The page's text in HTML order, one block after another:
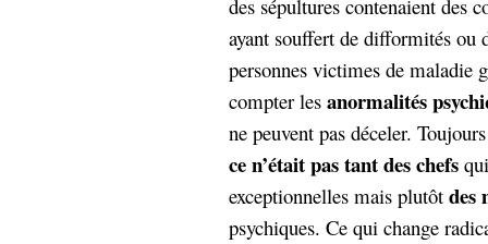
des sépultures contenaient des
ayant souffert de difformités ou
personnes victimes de maladie
compter les anormalités
ne peuvent pas déceler.
ce n’était pas tant des chefs
exceptionnelles mais plutôt des
psychiques. Ce qui change